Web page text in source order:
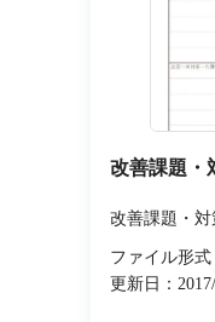
改善課題・
改善課題・
ファイル形式
更新日：